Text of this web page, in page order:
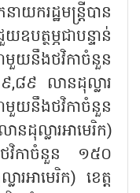
ករដ្ឋមន្ត្រីបាន
ត្ថម្ភជាបន្ទាន់
នឹងថវិកាចំនួន
៨៩ លានដុល្លារ
មួយនឹងថវិកាចំនួន
ល្លារអាមេរិក)
វិកាចំនួន ១៥០
អាមេរិក) ខេត្ត